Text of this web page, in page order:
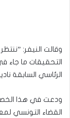
وقالت النيفر:
التحقيقات ما جاء
الرئاسي السابقة
ودعت في هذا
القضاء التونسي